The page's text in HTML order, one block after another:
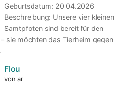
Geburtsdatum: 20.04.2026
Beschreibung: Unsere vier kleinen
Samtpfoten sind bereit für den
sie möchten das Tierheim gegen
Flou
von ar